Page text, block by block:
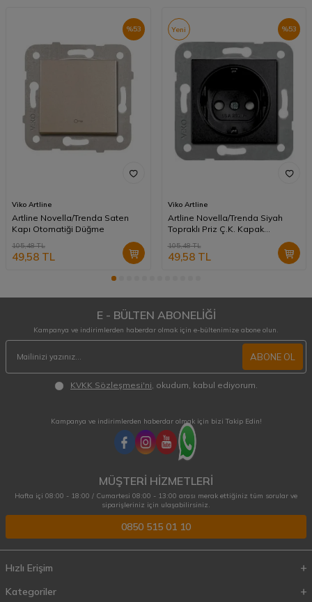
%53
Viko Artline
Artline Novella/Trenda Saten
Kapı Otomatiği Düğme
105,48TL
49,58 TL
%53
Yeni
Viko Artline
Artline Novella/Trenda Siyah
Topraklı Priz Ç.K. Kapak
105,48TL
49,58TL
E - BÜLTEN ABONELİĞİ
Kampanya ve indirimlerden haberdar olmak için e-bültenimize abone olun.
ABONE OL
KVKK Sözleşmesi'ni, okudum, kabul ediyorum.
Kampanya ve indirimlerden haberdar olmak için bizi Takip Edin!
MÜŞTERİ HİZMETLERİ
Hafta içi 08:00 - 18:00 / Cumartesi 08:00 - 13:00 arası merak ettiğiniz tüm sorular ve
siparişleriniz için ulaşabilirsiniz.
0850 515 01 10
Hızlı Erişim
Kategoriler